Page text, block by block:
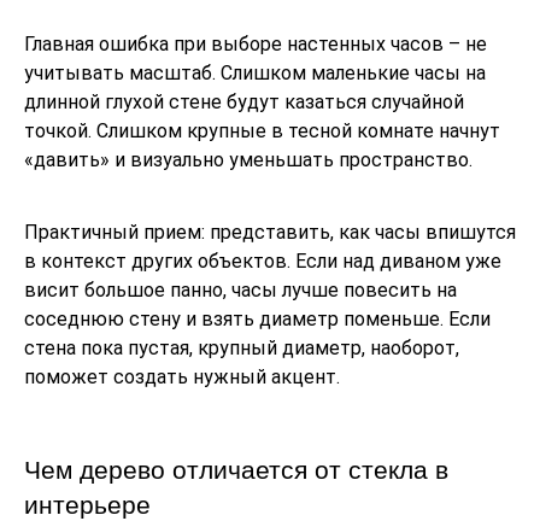
Главная ошибка при выборе настенных часов – не
учитывать масштаб. Слишком маленькие часы на
длинной глухой стене будут казаться случайной
точкой. Слишком крупные в тесной комнате начнут
«давить» и визуально уменьшать пространство.
Практичный прием: представить, как часы впишутся
в контекст других объектов. Если над диваном уже
висит большое панно, часы лучше повесить на
соседнюю стену и взять диаметр поменьше. Если
стена пока пустая, крупный диаметр, наоборот,
поможет создать нужный акцент.
Чем дерево отличается от стекла в
интерьере